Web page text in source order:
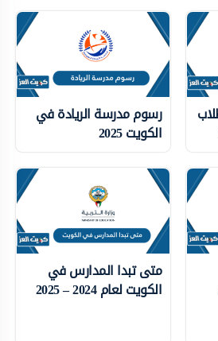
رسوم مدرسة الريادة في
الكويت 2025
متى تبدا المدارس في
الكويت لعام 2024 – 2025